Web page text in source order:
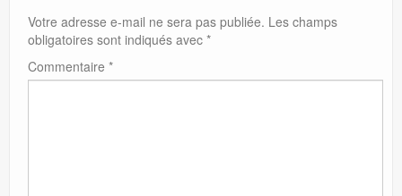
Votre adresse e-mail ne sera pas publiée. Les champs
obligatoires sont indiqués avec *
Commentaire *